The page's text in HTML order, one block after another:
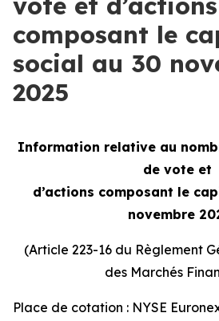
composant le
social au 30
2025
Information relative au
de vote et
d’actions composant le
novembre
(Article 223-16 du Règlement
des Marchés
Place de cotation : NYSE